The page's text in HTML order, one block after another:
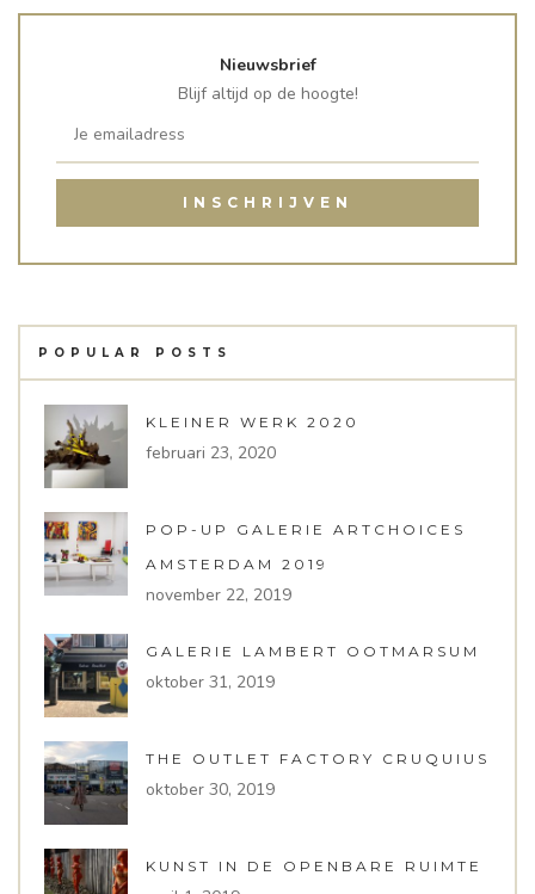
Nieuwsbrief
Blijf altijd op de hoogte!
POPULAR POSTS
KLEINER WERK 2020
februari 23, 2020
POP-UP GALERIE ARTCHOICES
AMSTERDAM 2019
november 22, 2019
GALERIE LAMBERT OOTMARSUM
oktober 31, 2019
THE OUTLET FACTORY CRUQUIUS
oktober 30, 2019
KUNST IN DE OPENBARE RUIMTE